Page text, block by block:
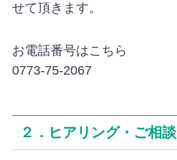
せて頂きます。
お電話番号はこちら
0773-75-2067
２．ヒアリング・ご相談